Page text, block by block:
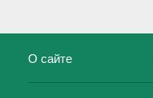
О сайте